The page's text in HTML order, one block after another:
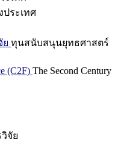
ประเทศ
ย ทุนสนับสนุนยุทธศาสตร์
(C2F) The Second Century
จัย